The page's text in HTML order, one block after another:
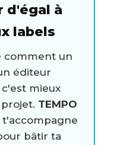
d'égal à
labels
comment un
éditeur
mieux
TEMPO
t'accompagne
bâtir ta